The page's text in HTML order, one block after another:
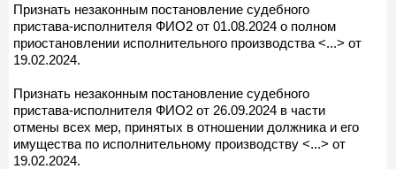
Признать незаконным постановление судебного
пристава-исполнителя ФИО2 от 01.08.2024 о полном
приостановлении исполнительного производства <...> от
19.02.2024.
Признать незаконным постановление судебного
пристава-исполнителя ФИО2 от 26.09.2024 в части
отмены всех мер, принятых в отношении должника и его
имущества по исполнительному производству <...> от
19.02.2024.